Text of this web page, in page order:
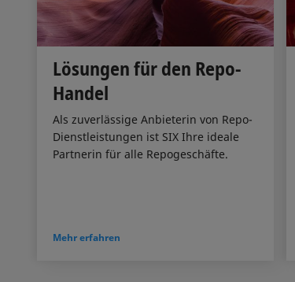
Lösungen für den Repo-
Handel
Als zuverlässige Anbieterin von Repo-
Dienstleistungen ist SIX Ihre ideale
Partnerin für alle Repogeschäfte.
Mehr erfahren